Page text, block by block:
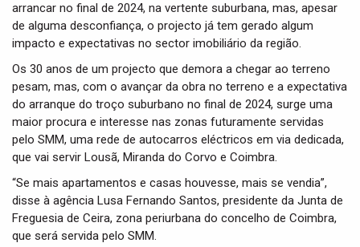
arrancar no final de 2024, na vertente suburbana, mas, apesar
de alguma desconfiança, o projecto já tem gerado algum
impacto e expectativas no sector imobiliário da região.
Os 30 anos de um projecto que demora a chegar ao terreno
pesam, mas, com o avançar da obra no terreno e a expectativa
do arranque do troço suburbano no final de 2024, surge uma
maior procura e interesse nas zonas futuramente servidas
pelo SMM, uma rede de autocarros eléctricos em via dedicada,
que vai servir Lousã, Miranda do Corvo e Coimbra.
“Se mais apartamentos e casas houvesse, mais se vendia”,
disse à agência Lusa Fernando Santos, presidente da Junta de
Freguesia de Ceira, zona periurbana do concelho de Coimbra,
que será servida pelo SMM.